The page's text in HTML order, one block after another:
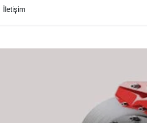
İletişim